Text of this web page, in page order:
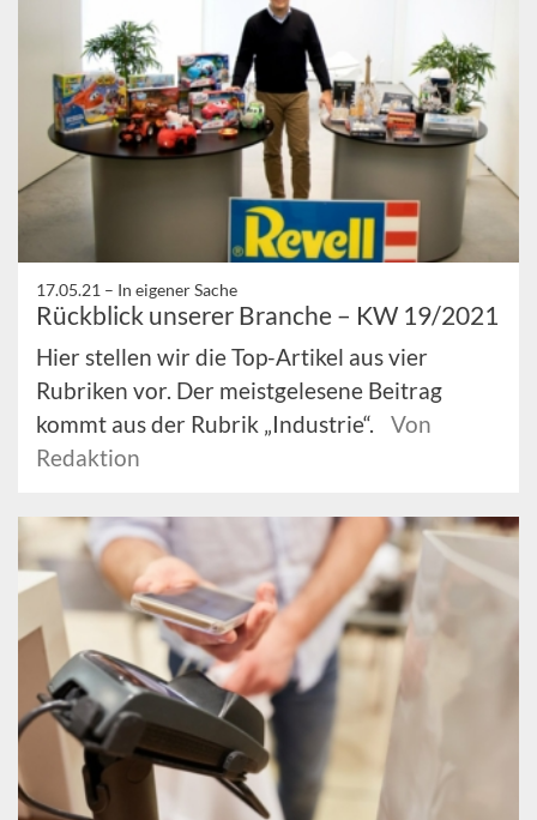
17.05.21 – In eigener Sache
Rückblick unserer Branche – KW 19/2021
Hier stellen wir die Top-Artikel aus vier
Rubriken vor. Der meistgelesene Beitrag
kommt aus der Rubrik „Industrie“.
Von
Redaktion